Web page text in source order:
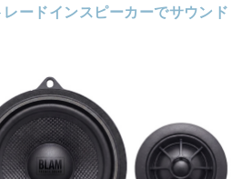
ードインスピーカーでサウンド